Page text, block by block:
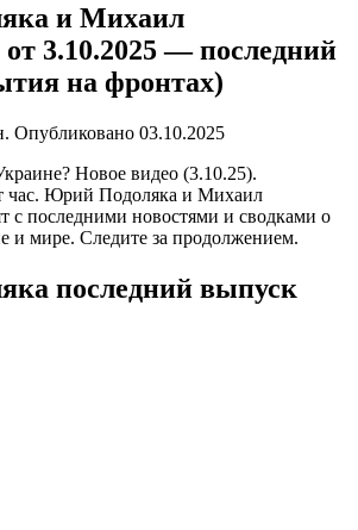
и Михаил
3.10.2025 — последний
на фронтах)
Опубликовано 03.10.2025
Новое видео (3.10.25).
час. Юрий Подоляка и Михаил
с последними новостями и сводками о
и мире. Следите за продолжением.
последний выпуск